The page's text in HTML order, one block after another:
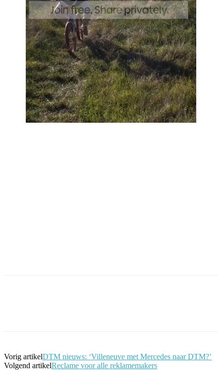
Vorig artikelDTM nieuws: ‘Villeneuve met Mercedes naar DTM?’
Volgend artikelReclame voor alle reklamemakers